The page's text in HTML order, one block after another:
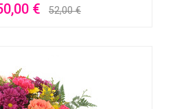
€ 52,00 €